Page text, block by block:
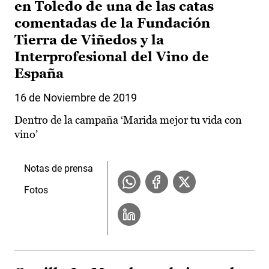
en Toledo de una de las catas
comentadas de la Fundación
Tierra de Viñedos y la
Interprofesional del Vino de
España
16 de Noviembre de 2019
Dentro de la campaña ‘Marida mejor tu vida con
vino’
Notas de prensa
Fotos